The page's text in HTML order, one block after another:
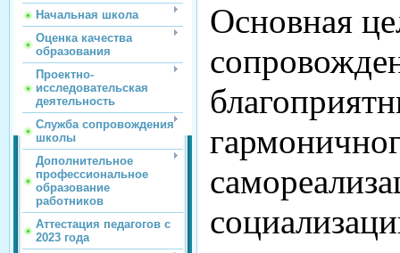
Начальная школа
Оценка качества
образования
Проектно-
исследовательская
деятельность
Служба сопровождения
школы
Дополнительное
профессиональное
образование
работников
Аттестация педагогов с
2023 года
Основная